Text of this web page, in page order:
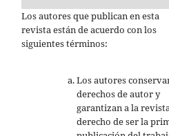
Los autores que publican en esta
revista están de acuerdo con los
siguientes términos:
Los autores
derechos de autor y
garantizan a la
derecho de ser la